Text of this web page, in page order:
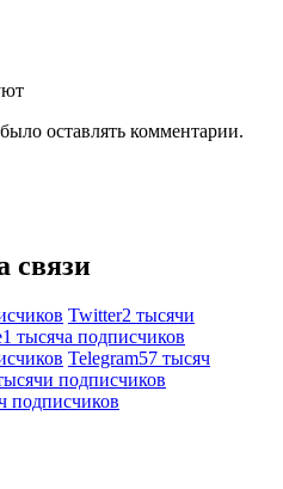
оставлять комментарии.
связи
Twitter2 тысячи
1 тысяча подписчиков
Telegram57 тысяч
подписчиков
подписчиков